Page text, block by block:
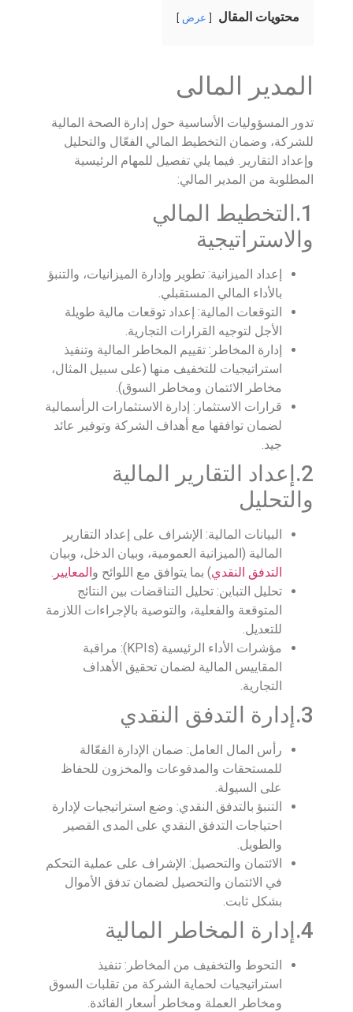
محتويات المقال عرض
المدير المالى
تدور المسؤوليات الأساسية حول إدارة الصحة المالية
للشركة، وضمان التخطيط المالي الفعّال والتحليل
وإعداد التقارير. فيما يلي تفصيل للمهام الرئيسية
المطلوبة من المدير المالي:
1.التخطيط المالي
والاستراتيجية
إعداد الميزانية: تطوير وإدارة الميزانيات، والتنبؤ
بالأداء المالي المستقبلي.
التوقعات المالية: إعداد توقعات مالية طويلة
الأجل لتوجيه القرارات التجارية.
إدارة المخاطر: تقييم المخاطر المالية وتنفيذ
استراتيجيات للتخفيف منها (على سبيل المثال،
مخاطر الائتمان ومخاطر السوق).
قرارات الاستثمار: إدارة الاستثمارات الرأسمالية
لضمان توافقها مع أهداف الشركة وتوفير عائد
جيد.
2.إعداد التقارير المالية
والتحليل
البيانات المالية: الإشراف على إعداد التقارير
المالية (الميزانية العمومية، وبيان الدخل، وبيان
التدفق النقدي) بما يتوافق مع اللوائح و المعايير .
تحليل التباين: تحليل التناقضات بين النتائج
المتوقعة والفعلية، والتوصية بالإجراءات اللازمة
للتعديل.
مؤشرات الأداء الرئيسية (KPIs): مراقبة
المقاييس المالية لضمان تحقيق الأهداف
التجارية.
3.إدارة التدفق النقدي
رأس المال العامل: ضمان الإدارة الفعّالة
للمستحقات والمدفوعات والمخزون للحفاظ
على السيولة.
التنبؤ بالتدفق النقدي: وضع استراتيجيات لإدارة
احتياجات التدفق النقدي على المدى القصير
والطويل.
الائتمان والتحصيل: الإشراف على عملية التحكم
في الائتمان والتحصيل لضمان تدفق الأموال
بشكل ثابت.
4.إدارة المخاطر المالية
التحوط والتخفيف من المخاطر: تنفيذ
استراتيجيات لحماية الشركة من تقلبات السوق
ومخاطر العملة ومخاطر أسعار الفائدة.